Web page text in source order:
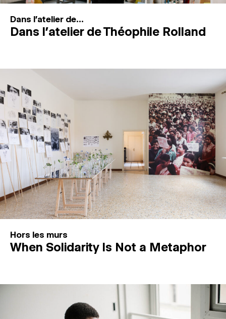
Dans l'atelier de...
Dans l’atelier de Théophile Rolland
Hors les murs
When Solidarity Is Not a Metaphor